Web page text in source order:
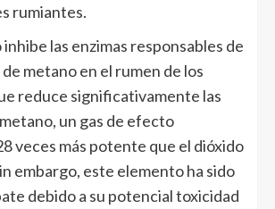
rumiantes.
las enzimas responsables de
metano en el rumen de los
reduce significativamente las
un gas de efecto
veces más potente que el dióxido
embargo, este elemento ha sido
debido a su potencial toxicidad